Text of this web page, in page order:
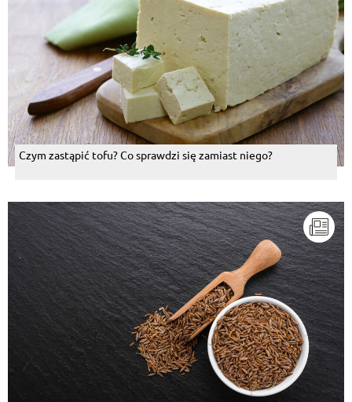
Czym zastąpić tofu? Co sprawdzi się zamiast niego?